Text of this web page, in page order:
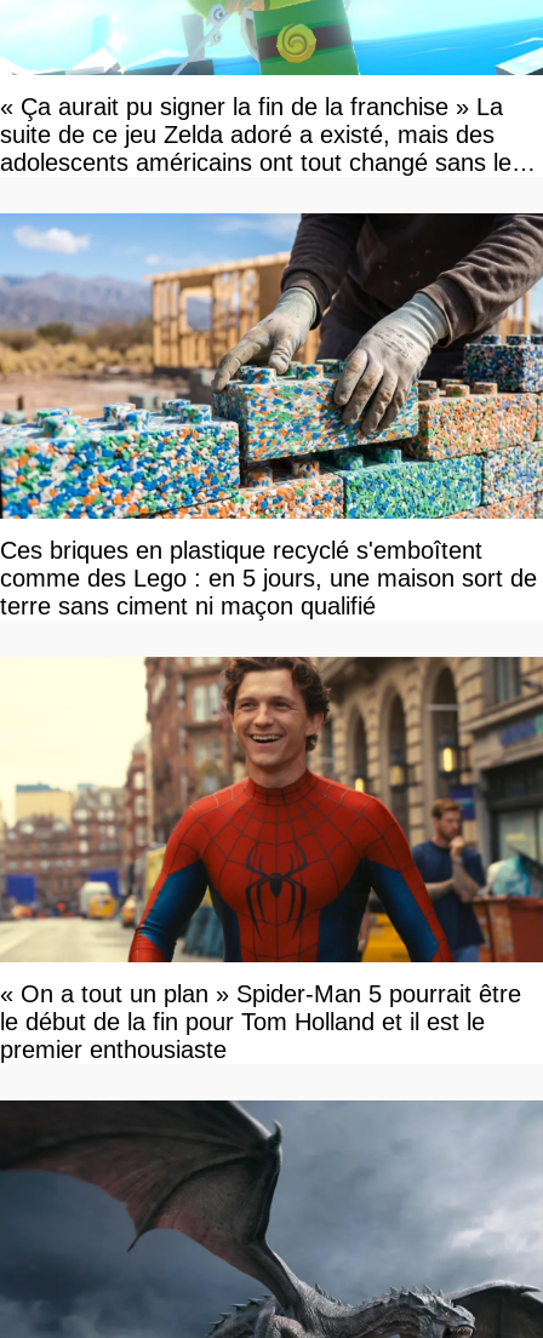
« Ça aurait pu signer la fin de la franchise » La
suite de ce jeu Zelda adoré a existé, mais des
adolescents américains ont tout changé sans le
Ces briques en plastique recyclé s'emboîtent
comme des Lego : en 5 jours, une maison sort de
terre sans ciment ni maçon qualifié
« On a tout un plan » Spider-Man 5 pourrait être
le début de la fin pour Tom Holland et il est le
premier enthousiaste